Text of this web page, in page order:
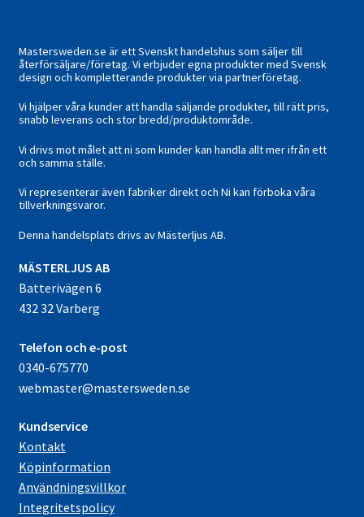
Mastersweden.se är ett Svenskt handelshus som säljer till
återförsäljare/företag. Vi erbjuder egna produkter med Svensk
design och kompletterande produkter via partnerföretag.
Vi hjälper våra kunder att handla säljande produkter, till rätt pris,
snabb leverans och stor bredd/produktområde.
Vi drivs mot målet att ni som kunder kan handla allt mer ifrån ett
och samma ställe.
Vi representerar även fabriker direkt och Ni kan förboka våra
tillverkningsvaror.
Denna handelsplats drivs av Mästerljus AB.
MÄSTERLJUS AB
Batterivägen 6
432 32 Varberg
Telefon och e-post
0340-675770
webmaster@mastersweden.se
Kundservice
Kontakt
Köpinformation
Användningsvillkor
Integritetspolicy